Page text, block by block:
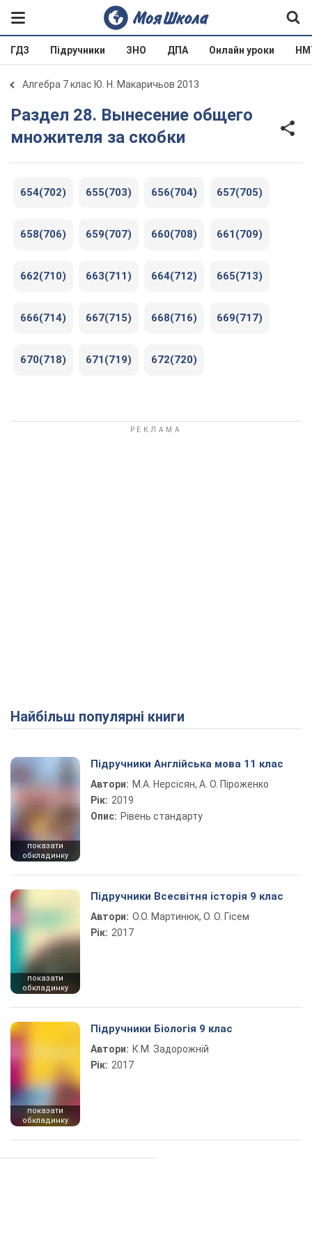
ГДЗ Підручники ЗНО ДПА Онлайн уроки
Алгебра 7 клас Ю. Н. Макаричьов 2013
Раздел 28. Вынесение общего
множителя за скобки
654(702) 655(703) 656(704) 657(705)
658(706) 659(707) 660(708) 661(709)
662(710) 663(711) 664(712) 665(713)
666(714) 667(715) 668(716) 669(717)
670(718) 671(719) 672(720)
Найбільш популярні книги
показати
обкладинку
Підручники Англійська мова 11 клас
Автори: М.А. Нерсісян, А. О. Піроженко
Рік: 2019
Опис: Рівень стандарту
показати
обкладинку
Підручники Всесвітня історія 9 клас
Автори: О.О. Мартинюк, О. О. Гісем
Рік: 2017
показати
обкладинку
Підручники Біологія 9 клас
Автори: К.М. Задорожній
Рік: 2017